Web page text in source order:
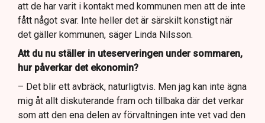
att de har varit i kontakt med kommunen men att de inte
fått något svar. Inte heller det är särskilt konstigt när
det gäller kommunen, säger Linda Nilsson.
Att du nu ställer in uteserveringen under sommaren,
hur påverkar det ekonomin?
– Det blir ett avbräck, naturligtvis. Men jag kan inte ägna
mig åt allt diskuterande fram och tillbaka där det verkar
som att den ena delen av förvaltningen inte vet vad den